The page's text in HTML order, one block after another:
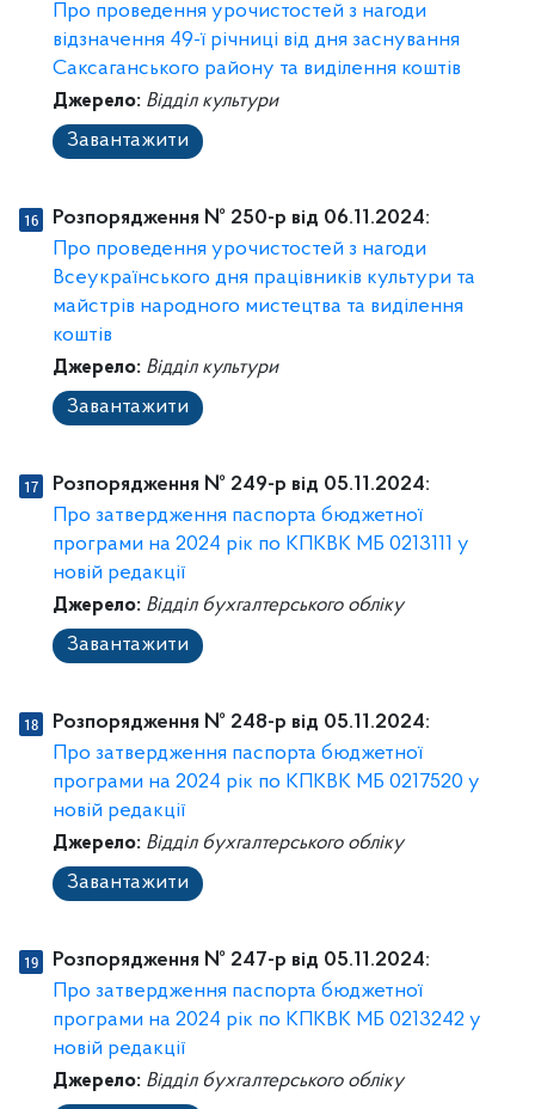
Про проведення урочистостей з нагоди
відзначення 49-ї річниці від дня заснування
Саксаганського району та виділення коштів
Джерело: Відділ культури
Завантажити
Розпорядження № 250-p від 06.11.2024:
Про проведення урочистостей з нагоди
Всеукраїнського дня працівників культури та
майстрів народного мистецтва та виділення
коштів
Джерело: Відділ культури
Завантажити
Розпорядження № 249-p від 05.11.2024:
Про затвердження паспорта бюджетної
програми на 2024 рік по КПКВК МБ 0213111 у
новій редакції
Джерело: Відділ бухгалтерського обліку
Завантажити
Розпорядження № 248-p від 05.11.2024:
Про затвердження паспорта бюджетної
програми на 2024 рік по КПКВК МБ 0217520 у
новій редакції
Джерело: Відділ бухгалтерського обліку
Завантажити
Розпорядження № 247-p від 05.11.2024:
Про затвердження паспорта бюджетної
програми на 2024 рік по КПКВК МБ 0213242 у
новій редакції
Джерело: Відділ бухгалтерського обліку